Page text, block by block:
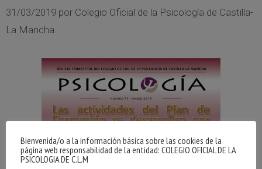
31/03/2019 por Colegio Oficial de la Psicología de Castilla-
La Mancha
Bienvenida/o a la información básica sobre las cookies de la
página web responsabilidad de la entidad: COLEGIO OFICIAL DE LA
PSICOLOGIA DE C.L.M